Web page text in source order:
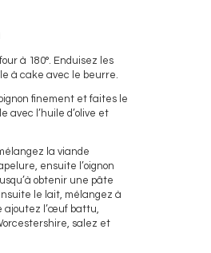
à 180°. Enduisez les
à cake avec le beurre.
finement et faites le
avec l’huile d’olive et
la viande
ensuite l’oignon
obtenir une pâte
le lait, mélangez à
ajoutez l’œuf battu,
salez et